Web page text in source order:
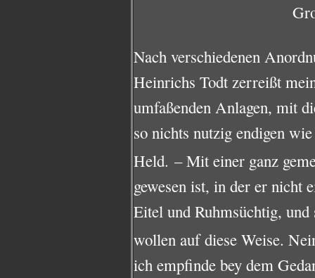
Nach verschiedenen
Heinrichs Todt zerreißt
umfaßenden Anlagen, mit
so nichts nutzig endigen
Held. – Mit einer ganz
gewesen ist, in der er nicht
Eitel und Ruhmsüchtig,
wollen auf diese Weise.
ich empfinde bey dem